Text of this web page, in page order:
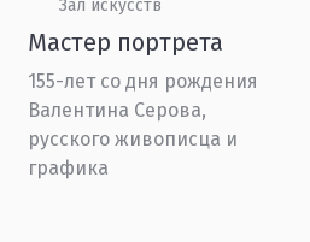
Зал искусств
Мастер портрета
155-лет со дня рождения
Валентина Серова,
русского живописца и
графика